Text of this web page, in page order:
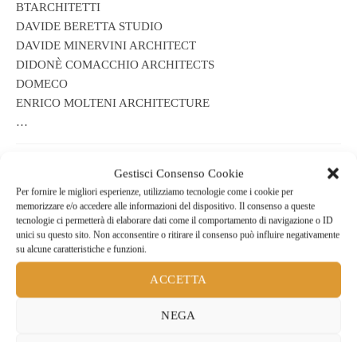
Gestisci Consenso Cookie
Per fornire le migliori esperienze, utilizziamo tecnologie come i cookie per
memorizzare e/o accedere alle informazioni del dispositivo. Il consenso a queste
tecnologie ci permetterà di elaborare dati come il comportamento di navigazione o ID
unici su questo sito. Non acconsentire o ritirare il consenso può influire negativamente
su alcune caratteristiche e funzioni.
ACCETTA
NEGA
BTARCHITETTI
DAVIDE BERETTA STUDIO
DAVIDE MINERVINI ARCHITECT
DIDONÈ COMACCHIO ARCHITECTS
DOMECO
ENRICO MOLTENI ARCHITECTURE
…
Descrizione
Descrizione